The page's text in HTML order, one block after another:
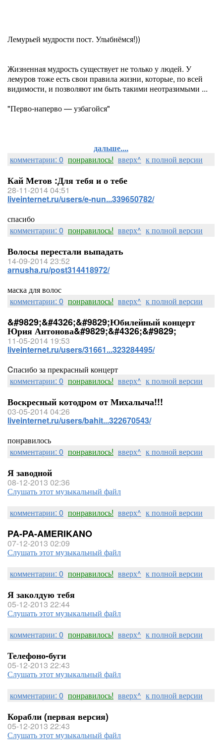
Лемурьей мудрости пост. Улыбнёмся!))
Жизненная мудрость существует не только у людей. У
лемуров тоже есть свои правила жизни, которые, по всей
видимости, и позволяют им быть такими неотразимыми ...
"Перво-наперво — узбагойся"
дальше....
комментарии: 0 понравилось! вверх^ к полной версии
Кай Метов :Для тебя и о тебе
28-11-2014 04:51
liveinternet.ru/users/e-nun...339650782/
спасибо
комментарии: 0 понравилось! вверх^ к полной версии
Волосы перестали выпадать
14-09-2014 23:52
arnusha.ru/post314418972/
маска для волос
комментарии: 0 понравилось! вверх^ к полной версии
&#9829;&#4326;&#9829;Юбилейный концерт
Юрия Антонова&#9829;&#4326;&#9829;
11-05-2014 19:53
liveinternet.ru/users/31661...323284495/
Cпасибо за прекрасный концерт
комментарии: 0 понравилось! вверх^ к полной версии
Воскресный котодром от Михалыча!!!
03-05-2014 04:26
liveinternet.ru/users/bahit...322670543/
понравилось
комментарии: 0 понравилось! вверх^ к полной версии
Я заводной
08-12-2013 02:36
Слушать этот музыкальный файл
комментарии: 0 понравилось! вверх^ к полной версии
PA-PA-AMERIKANO
07-12-2013 02:09
Слушать этот музыкальный файл
комментарии: 0 понравилось! вверх^ к полной версии
Я заколдую тебя
05-12-2013 22:44
Слушать этот музыкальный файл
комментарии: 0 понравилось! вверх^ к полной версии
Телефоно-буги
05-12-2013 22:43
Слушать этот музыкальный файл
комментарии: 0 понравилось! вверх^ к полной версии
Корабли (первая версия)
05-12-2013 22:43
Слушать этот музыкальный файл